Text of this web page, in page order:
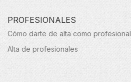
PROFESIONALES
Cómo darte de alta como profesional
Alta de profesionales